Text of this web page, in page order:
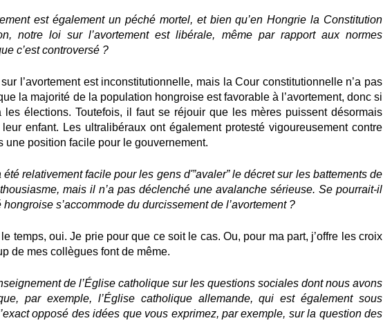
est également un péché mortel, et bien qu’en Hongrie la Constitution
notre loi sur l’avortement est libérale, même par rapport aux normes
c’est controversé ?
l’avortement est inconstitutionnelle, mais la Cour constitutionnelle n’a pas
la majorité de la population hongroise est favorable à l’avortement, donc si
les élections. Toutefois, il faut se réjouir que les mères puissent désormais
enfant. Les ultralibéraux ont également protesté vigoureusement contre
une position facile pour le gouvernement.
relativement facile pour les gens d'”avaler” le décret sur les battements de
mais il n’a pas déclenché une avalanche sérieuse. Se pourrait-il
s’accommode du durcissement de l’avortement ?
le temps, oui. Je prie pour que ce soit le cas. Ou, pour ma part, j’offre les croix
de mes collègues font de même.
de l’Église catholique sur les questions sociales dont nous avons
par exemple, l’Église catholique allemande, qui est également sous
opposé des idées que vous exprimez, par exemple, sur la question des